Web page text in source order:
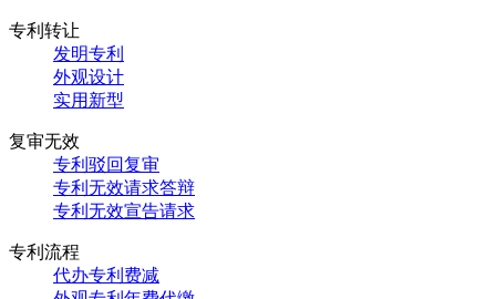
专利转让
发明专利
外观设计
实用新型
复审无效
专利驳回复审
专利无效请求答辩
专利无效宣告请求
专利流程
代办专利费减